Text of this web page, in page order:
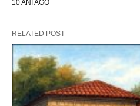
10 ANI AGO
RELATED POST